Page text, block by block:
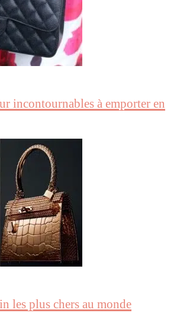
incontournables à emporter en
les plus chers au monde